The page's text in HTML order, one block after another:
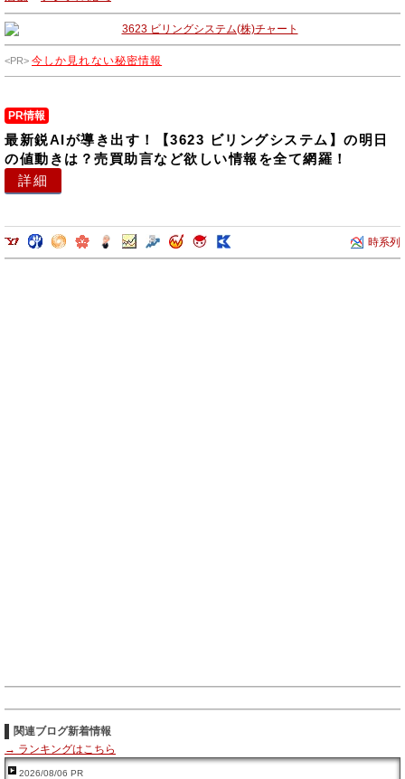
今しか見れない秘密情報
PR情報
最新鋭AIが導き出す！【3623 ビリングシステム】の明日
の値動きは？売買助言など欲しい情報を全て網羅！
詳細
時系列
関連ブログ新着情報
→ ランキングはこちら
2026/08/06 PR